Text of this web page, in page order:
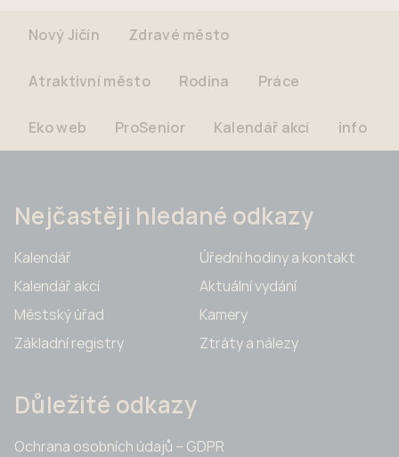
Nový Jičín Zdravé město
Atraktivní město Rodina Práce
Eko web ProSenior Kalendář akcí info
Nejčastěji hledané odkazy
Kalendář
Kalendář akcí
Městský úřad
Základní registry
Úřední hodiny a kontakt
Aktuální vydání
Kamery
Ztráty a nálezy
Důležité odkazy
Ochrana osobních údajů – GDPR